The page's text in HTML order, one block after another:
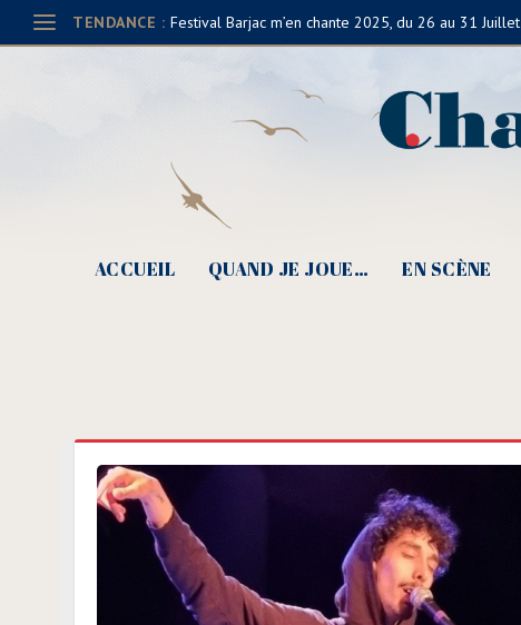
TENDANCE : Festival Barjac m’en chante 2025, du 26 au 31 Juillet
ACCUEIL QUAND JE JOUE… EN SCÈNE